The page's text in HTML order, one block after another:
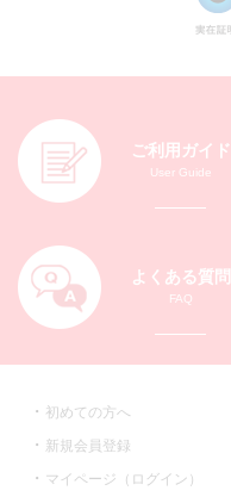
ご利用ガイド
User Guide
よくある質問
FAQ
初めての方へ
新規会員登録
マイページ（ログイン）